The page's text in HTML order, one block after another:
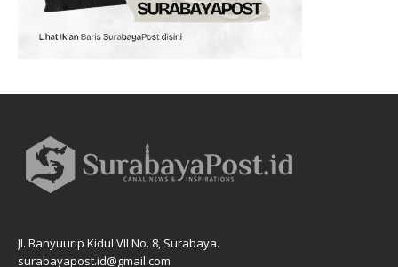
Jl. Banyuurip Kidul VII No. 8, Surabaya.
surabayapost.id@gmail.com